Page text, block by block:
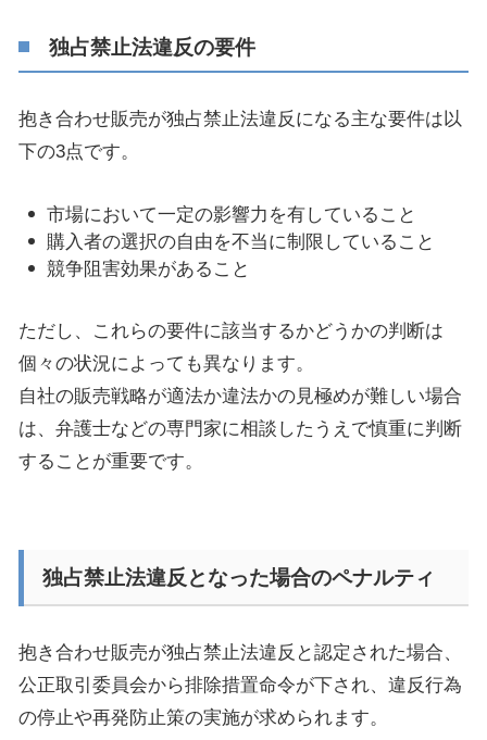
独占禁止法違反の要件
抱き合わせ販売が独占禁止法違反になる主な要件は以
下の3点です。
市場において一定の影響力を有していること
購入者の選択の自由を不当に制限していること
競争阻害効果があること
ただし、これらの要件に該当するかどうかの判断は
個々の状況によっても異なります。
自社の販売戦略が適法か違法かの見極めが難しい場合
は、弁護士などの専門家に相談したうえで慎重に判断
することが重要です。
独占禁止法違反となった場合のペナルティ
抱き合わせ販売が独占禁止法違反と認定された場合、
公正取引委員会から排除措置命令が下され、違反行為
の停止や再発防止策の実施が求められます。